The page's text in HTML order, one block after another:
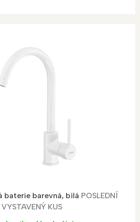
baterie barevná, bílá POSLEDNÍ
VYSTAVENÝ KUS